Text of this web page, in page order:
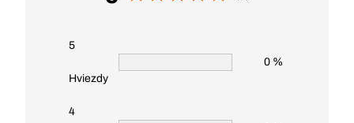
5
Hviezdy
0 %
4